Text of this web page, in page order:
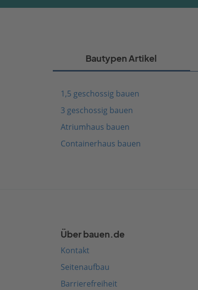
Bautypen Artikel
1,5 geschossig bauen
3 geschossig bauen
Atriumhaus bauen
Containerhaus bauen
Über bauen.de
Kontakt
Seitenaufbau
Barrierefreiheit